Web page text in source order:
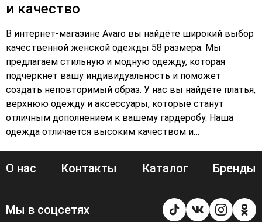
и качество
В интернет-магазине Avaro вы найдёте широкий выбор
качественной женской одежды 58 размера. Мы
предлагаем стильную и модную одежду, которая
подчеркнёт вашу индивидуальность и поможет
создать неповторимый образ. У нас вы найдёте платья,
верхнюю одежду и аксессуары, которые станут
отличным дополнением к вашему гардеробу. Наша
одежда отличается высоким качеством и
чтобы гарантировать вам комфорт и уверенность в
каждом наряде. В Avaro вы найдёте актуальные
тренды и стильные решения для любого случая. Наша
команда профессионалов всегда в курсе последних
О нас Контакты Каталог Бренды
Мы в соцсетях